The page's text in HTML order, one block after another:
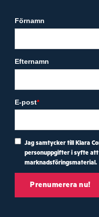
Förnamn
Efternamn
E-post*
Jag samtycker till Klara
personuppgifter i syfte
marknadsföringsmaterial.